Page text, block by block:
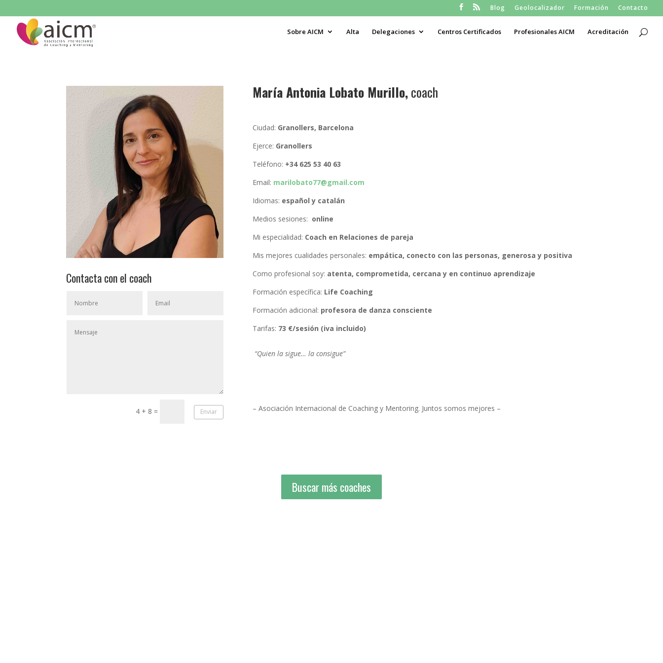
Blog Geolocalizador Formación Contacto
Sobre AICM Alta Delegaciones Centros Certificados Profesionales AICM Acreditación
Contacta con el coach
4 + 8 = Enviar
María Antonia Lobato Murillo,coach
Ciudad: Granollers, Barcelona
Ejerce: Granollers
Teléfono: +34 625 53 40 63
Email: marilobato77@gmail.com
Idiomas: español y catalán
Medios sesiones: online
Mi especialidad: Coach en Relaciones de pareja
Mis mejores cualidades personales: empática, conecto con las personas, generosa y positiva
Como profesional soy: atenta, comprometida, cercana y en continuo aprendizaje
Formación específica: Life Coaching
Formación adicional: profesora de danza consciente
Tarifas: 73 €/sesión (iva incluido)
“Quien la sigue… la consigue”
– Asociación Internacional de Coaching y Mentoring. Juntos somos mejores –
Buscar más coaches